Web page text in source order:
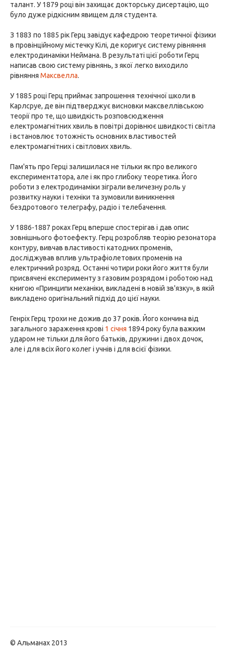
талант. У 1879 році він захищає докторську дисертацію, що
було дуже рідкісним явищем для студента.
З 1883 по 1885 рік Герц завідує кафедрою теоретичної фізики
в провінційному містечку Кілі, де коригує систему рівняння
електродинаміки Неймана. В результаті цієї роботи Герц
написав свою систему рівнянь, з якої легко виходило
рівняння Максвелла.
У 1885 році Герц приймає запрошення технічної школи в
Карлсруе, де він підтверджує висновки максвеллівською
теорії про те, що швидкість розповсюдження
електромагнітних хвиль в повітрі дорівнює швидкості світла
і встановлює тотожність основних властивостей
електромагнітних і світлових хвиль.
Пам'ять про Герці залишилася не тільки як про великого
експериментатора, але і як про глибоку теоретика. Його
роботи з електродинаміки зіграли величезну роль у
розвитку науки і техніки та зумовили виникнення
бездротового телеграфу, радіо і телебачення.
У 1886-1887 роках Герц вперше спостерігав і дав опис
зовнішнього фотоефекту. Герц розробляв теорію резонатора
контуру, вивчав властивості катодних променів,
досліджував вплив ультрафіолетових променів на
електричний розряд. Останні чотири роки його життя були
присвячені експерименту з газовим розрядом і роботою над
книгою «Принципи механіки, викладені в новій зв'язку», в якій
викладено оригінальний підхід до цієї науки.
Генріх Герц трохи не дожив до 37 років. Його кончина від
загального зараження крові 1 січня 1894 року була важким
ударом не тільки для його батьків, дружини і двох дочок,
але і для всіх його колег і учнів і для всієї фізики.
© Альманах 2013